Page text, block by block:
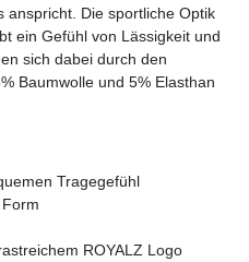
anspricht. Die sportliche Optik
ein Gefühl von Lässigkeit und
sich dabei durch den
Baumwolle und 5% Elasthan
Tragegefühl
ROYALZ Logo